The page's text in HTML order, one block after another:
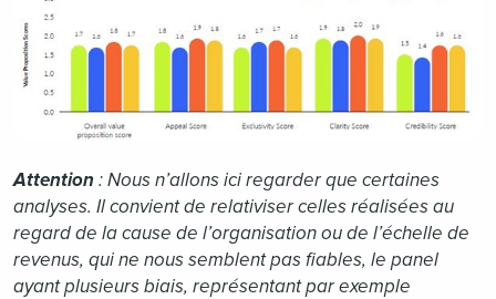
Attention: Nous n’allons ici regarder que certaines
analyses. Il convient de relativiser celles réalisées au
regard de la cause de l’organisation ou de l’échelle de
revenus, qui ne nous semblent pas fiables, le panel
ayant plusieurs biais, représentant par exemple